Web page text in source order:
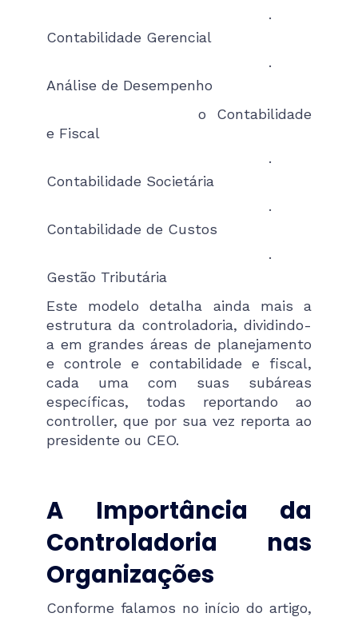
·
Contabilidade Gerencial
·
Análise de Desempenho
o Contabilidade
e Fiscal
·
Contabilidade Societária
·
Contabilidade de Custos
·
Gestão Tributária
Este modelo detalha ainda mais a
estrutura da controladoria, dividindo-
a em grandes áreas de planejamento
e controle e contabilidade e fiscal,
cada uma com suas subáreas
específicas, todas reportando ao
controller, que por sua vez reporta ao
presidente ou CEO.
A Importância da
Controladoria nas
Organizações
Conforme falamos no início do artigo,